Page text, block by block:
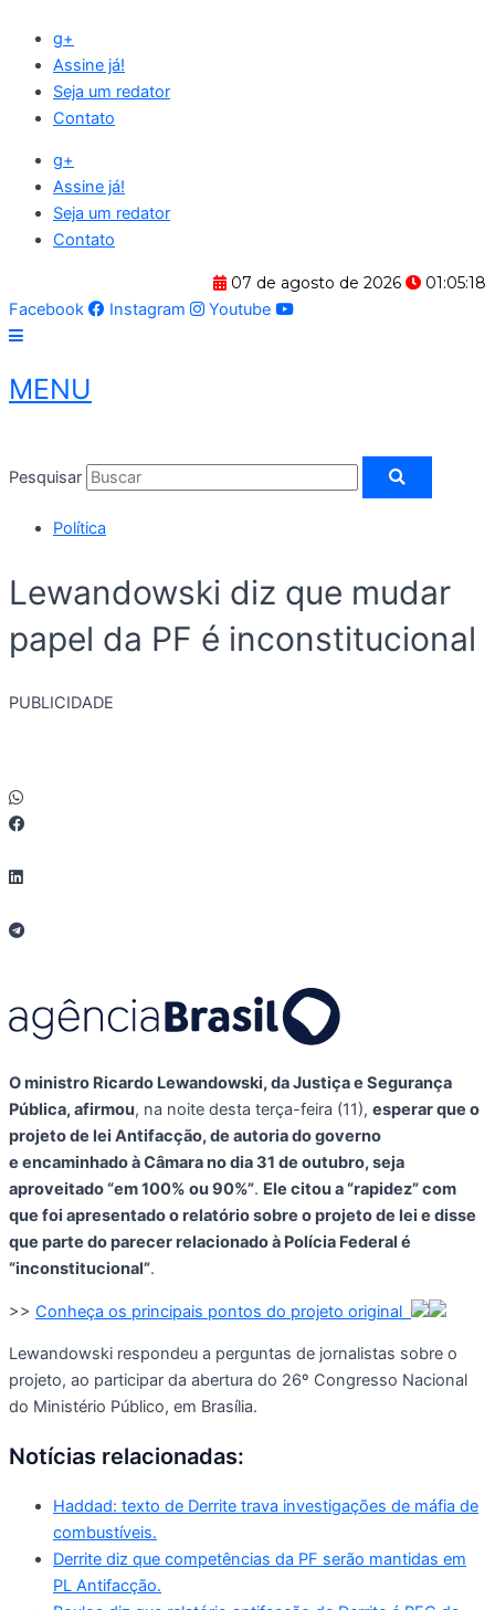
para
conteúdo
g+
Assine já!
Seja um redator
Contato
g+
Assine já!
Seja um redator
Contato
07 de agosto de 2026
01:05:18
Facebook
Instagram Youtube
MENU
Pesquisar
Política
Lewandowski diz que mudar
papel da PF é inconstitucional
PUBLICIDADE
O ministro Ricardo Lewandowski, da Justiça e Segurança
Pública, afirmou, na noite desta terça-feira (11), esperar que o
projeto de lei Antifacção, de autoria do governo
e encaminhado à Câmara no dia 31 de outubro, seja
aproveitado “em 100% ou 90%”. Ele citou a “rapidez” com
que foi apresentado o relatório sobre o projeto de lei e disse
que parte do parecer relacionado à Polícia Federal é
“inconstitucional”.
>> Conheça os principais pontos do projeto original
Lewandowski respondeu a perguntas de jornalistas sobre o
projeto, ao participar da abertura do 26º Congresso Nacional
do Ministério Público, em Brasília.
Notícias relacionadas:
Haddad: texto de Derrite trava investigações de máfia de
combustíveis.
Derrite diz que competências da PF serão mantidas em
PL Antifacção.